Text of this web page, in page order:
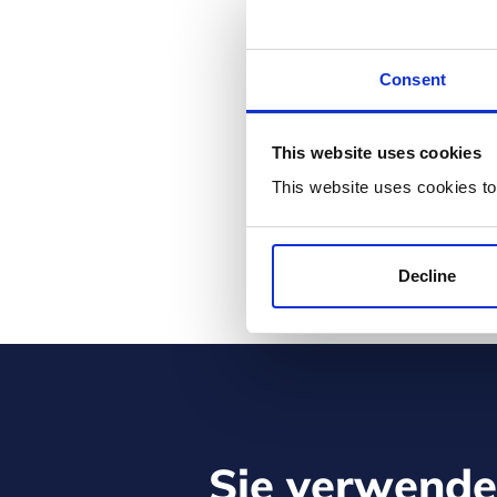
Consent
This website uses cookies
This website uses cookies
Decline
No, I do not want to receive
I have read and agree to
I agree to activate the
Sie